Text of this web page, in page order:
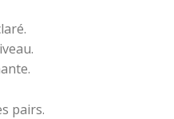
pairs.